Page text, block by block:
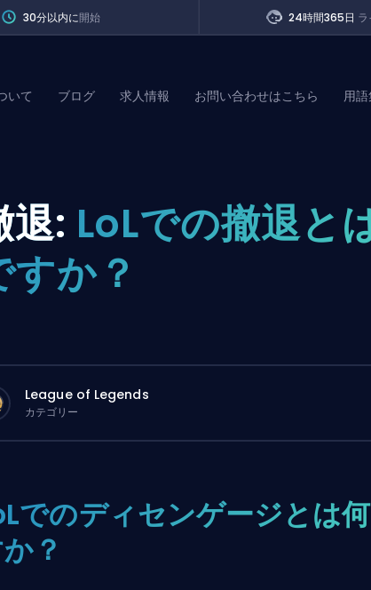
30分以内に開始 24時間365日
いて ブログ 求人情報 お問い合わせはこちら 用
退: LoLでの撤退と
すか？
League of Legends
カテゴリー
でのディセンゲージとは
？